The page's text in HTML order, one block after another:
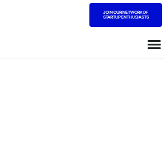
JOIN OUR NETWORK OF
STARTUP ENTHUSIASTS